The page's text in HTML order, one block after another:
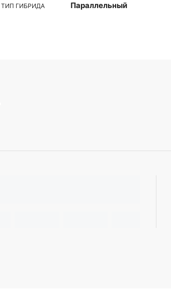
ТИП ГИБРИДА Параллельный